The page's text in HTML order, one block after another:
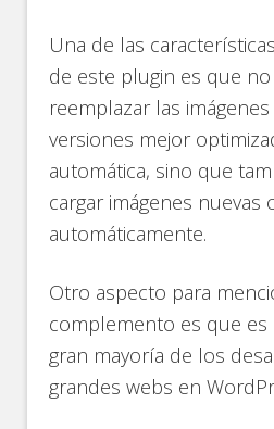
Una de las
de este plugin es que
reemplazar las
versiones mejor
automática, sino que
cargar imágenes nuevas
automáticamente.
Otro aspecto para
complemento es que es
gran mayoría de los
grandes webs en